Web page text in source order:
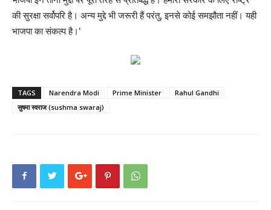
की सुरक्षा सर्वोपरि है। अन्य मुद्दे भी जरूरी हैं परंतु, इनसे कोई समझौता नहीं। यही
भाजपा का संकल्प है।’
TAGS Narendra Modi Prime Minister
Rahul Gandhi
सुषमा स्वराज (sushma swaraj)